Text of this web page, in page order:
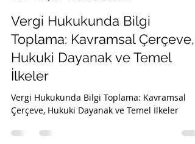
17 Şub
3 dakikada okunur
Vergi Hukukunda Bilgi
Toplama: Kavramsal Çerçeve,
Hukuki Dayanak ve Temel
İlkeler
Çerçeve, Hukuki Dayanak ve Temel İlkeler